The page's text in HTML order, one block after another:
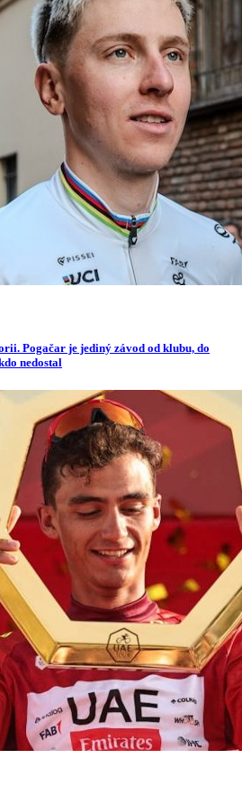
Pogačar je jediný závod od klubu, do
nedostal